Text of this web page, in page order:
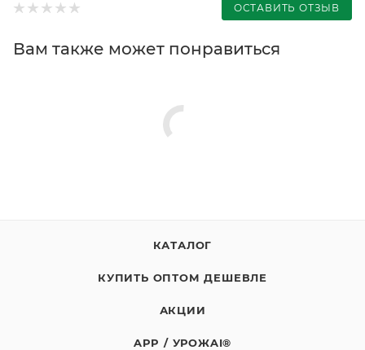
ОСТАВИТЬ ОТЗЫВ
Вам также может понравиться
КАТАЛОГ
КУПИТЬ ОПТОМ ДЕШЕВЛЕ
АКЦИИ
APP / УРОЖAI®